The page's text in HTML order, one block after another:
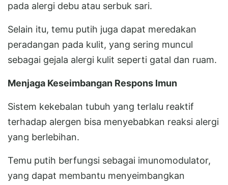
pada alergi debu atau serbuk sari.
Selain itu, temu putih juga dapat meredakan
peradangan pada kulit, yang sering muncul
sebagai gejala alergi kulit seperti gatal dan ruam.
Menjaga Keseimbangan Respons Imun
Sistem kekebalan tubuh yang terlalu reaktif
terhadap alergen bisa menyebabkan reaksi alergi
yang berlebihan.
Temu putih berfungsi sebagai imunomodulator,
yang dapat membantu menyeimbangkan